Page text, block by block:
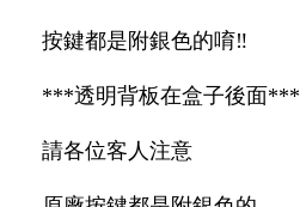
按鍵都是附銀色的唷‼️
***透明背板在盒子後面***
請各位客人注意